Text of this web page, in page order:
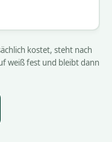
kostet, steht nach
weiß fest und bleibt dann